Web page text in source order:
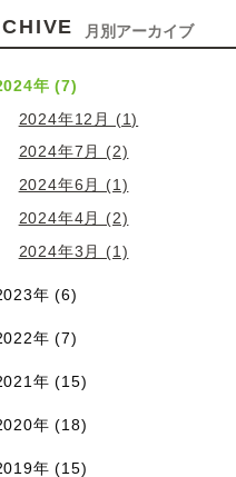
月別アーカイブ
年 (7)
2024年12月 (1)
2024年7月 (2)
2024年6月 (1)
2024年4月 (2)
2024年3月 (1)
年 (6)
年 (7)
年 (15)
年 (18)
年 (15)